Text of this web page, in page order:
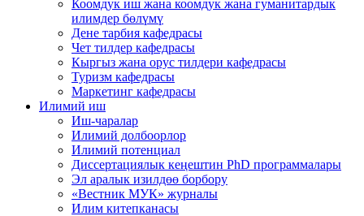
Коомдук иш жана коомдук жана гуманитардык
илимдер бөлүмү
Дене тарбия кафедрасы
Чет тилдер кафедрасы
Кыргыз жана орус тилдери кафедрасы
Туризм кафедрасы
Маркетинг кафедрасы
Илимий иш
Иш-чаралар
Илимий долбоорлор
Илимий потенциал
Диссертациялык кеңештин PhD программалары
Эл аралык изилдөө борбору
«Вестник МУК» журналы
Илим китепканасы